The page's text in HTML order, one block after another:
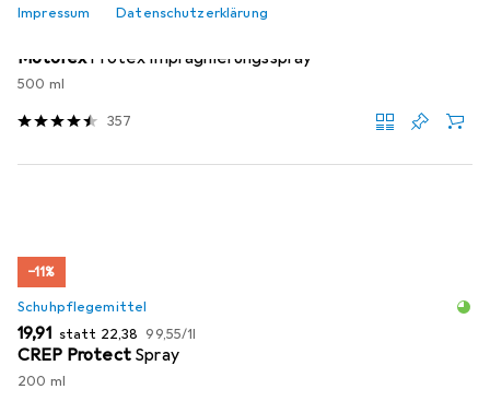
Impressum Datenschutzerklärung
Schuhpflegemittel
MotorexProtex Imprägnierungsspray
500 ml
357
−11%
Schuhpflegemittel
EUR
19,91 statt EUR
22,38 EUR
99,55/1l
CREP Protect Spray
200 ml